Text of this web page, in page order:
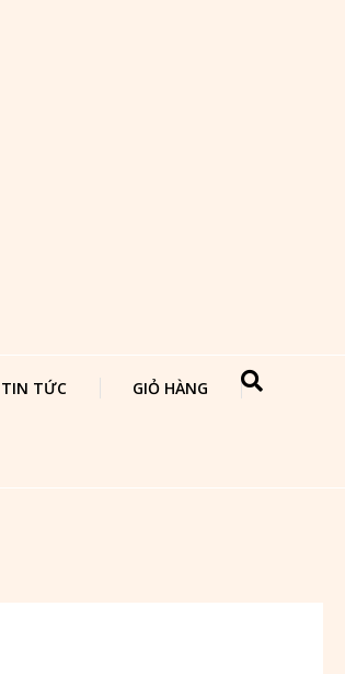
TIN TỨC GIỎ HÀNG